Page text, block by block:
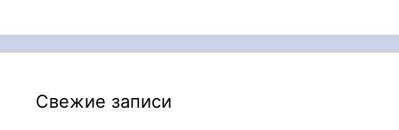
Свежие записи